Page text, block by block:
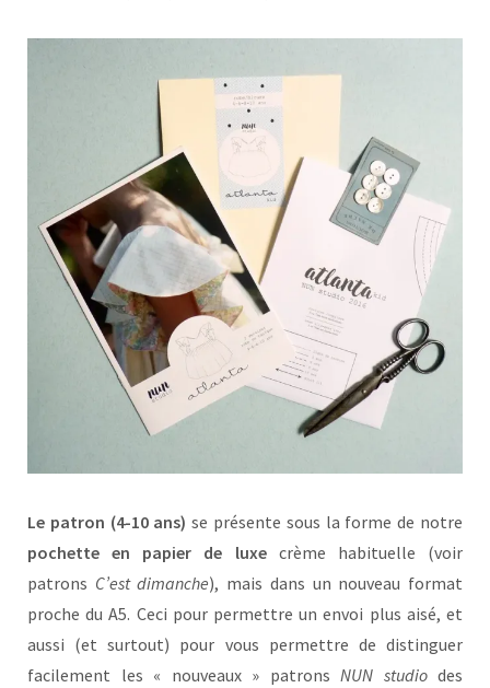
Le patron (4-10 ans) se présente sous la forme de notre
pochette en papier de luxecrème habituelle (voir
patrons C’est dimanche), mais dans un nouveau format
proche du A5. Ceci pour permettre un envoi plus aisé, et
aussi (et surtout) pour vous permettre de distinguer
facilement les « nouveaux » patrons NUN studiodes